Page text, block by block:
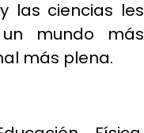
las ciencias les
mundo más
más plena.